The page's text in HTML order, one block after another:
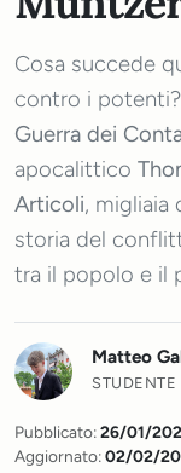
Cosa succede
contro i
Guerra dei
apocalittico
Articoli, migliaia
storia del
tra il popolo e il
Matteo
STUDENTE
Pubblicato:26/01/
Aggiornato:02/02/